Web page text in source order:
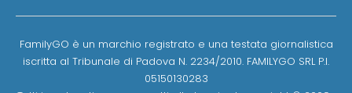
FamilyGO è un marchio registrato e una testata giornalistica
iscritta al Tribunale di Padova N. 2234/2010. FAMILYGO SRL P.I.
05150130283